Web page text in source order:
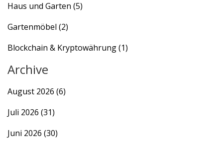
Haus und Garten (5)
Gartenmöbel (2)
Blockchain & Kryptowährung(1)
Archive
August 2026 (6)
Juli 2026 (31)
Juni 2026 (30)